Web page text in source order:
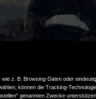
z. B. Browsing-Daten oder
können die Tracking-
genannten Zwecke